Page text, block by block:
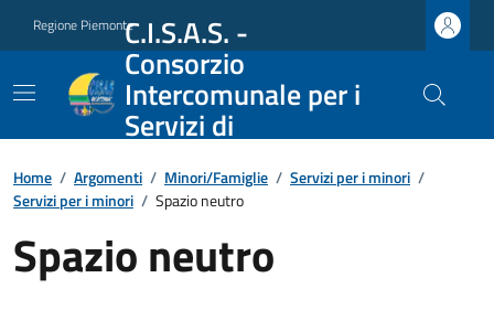
Regione PiemonteC.I.S.A.S. -
Consorzio
Intercomunale per i
Servizi di
Home / Argomenti / Minori/Famiglie / Servizi per i minori /
Servizi per i minori / Spazio neutro
Spazio neutro